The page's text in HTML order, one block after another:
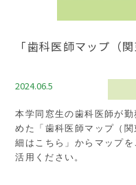
「歯科医師マップ（
2024.06.5
本学同窓生の歯科医師が
めた「歯科医師マップ（
細はこちら」からマップ
活用ください。